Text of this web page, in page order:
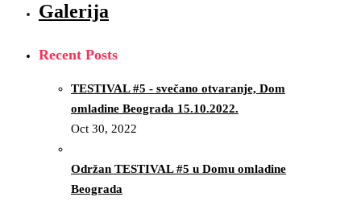
Galerija
Recent Posts
TESTIVAL #5 - svečano otvaranje, Dom
omladine Beograda 15.10.2022.
Oct 30, 2022
Održan TESTIVAL #5 u Domu omladine
Beograda